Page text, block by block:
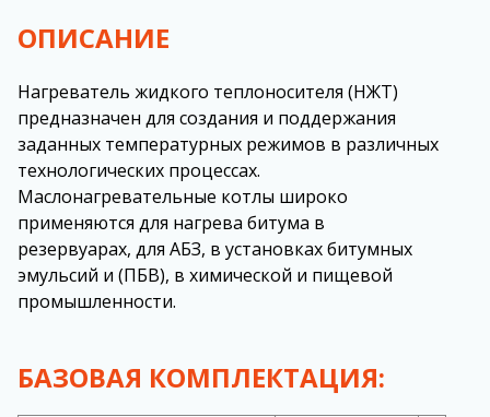
ОПИСАНИЕ
Нагреватель жидкого теплоносителя (НЖТ)
предназначен для создания и поддержания
заданных температурных режимов в различных
технологических процессах.
Маслонагревательные котлы широко
применяются для нагрева битума в
резервуарах, для АБЗ, в установках битумных
эмульсий и (ПБВ), в химической и пищевой
промышленности.
БАЗОВАЯ КОМПЛЕКТАЦИЯ: